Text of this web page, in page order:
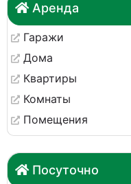
Аренда
Гаражи
Дома
Квартиры
Комнаты
Помещения
Посуточно